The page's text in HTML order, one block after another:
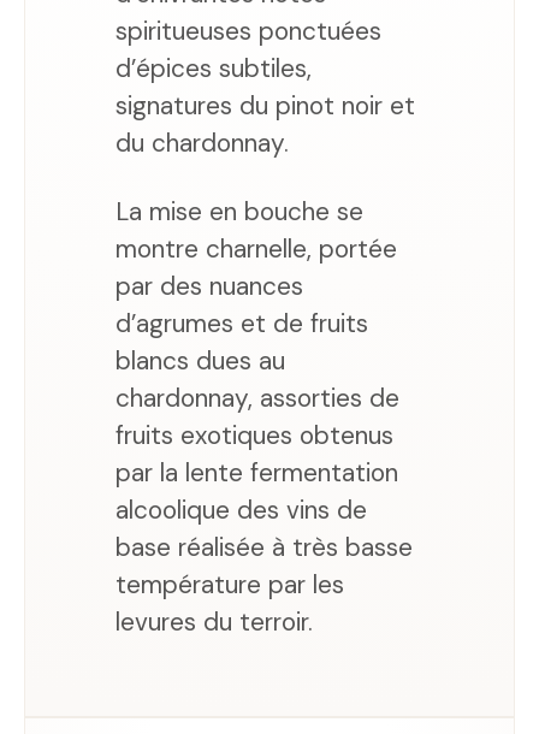
spiritueuses ponctuées
d’épices subtiles,
signatures du pinot noir et
du chardonnay.
La mise en bouche se
montre charnelle, portée
par des nuances
d’agrumes et de fruits
blancs dues au
chardonnay, assorties de
fruits exotiques obtenus
par la lente fermentation
alcoolique des vins de
base réalisée à très basse
température par les
levures du terroir.